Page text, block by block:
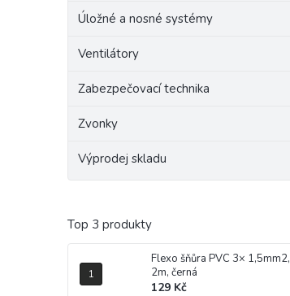
Úložné a nosné systémy
Ventilátory
Zabezpečovací technika
Zvonky
Výprodej skladu
Top 3 produkty
Flexo šňůra PVC 3× 1,5mm2,
2m, černá
129 Kč